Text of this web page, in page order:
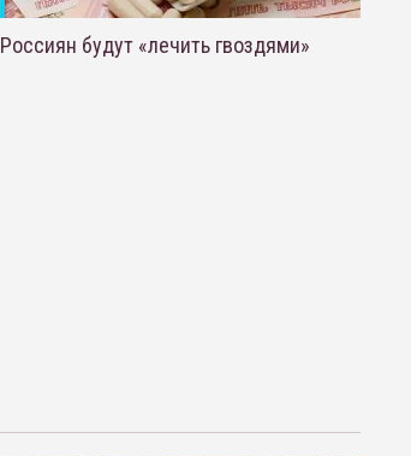
Россиян будут «лечить гвоздями»